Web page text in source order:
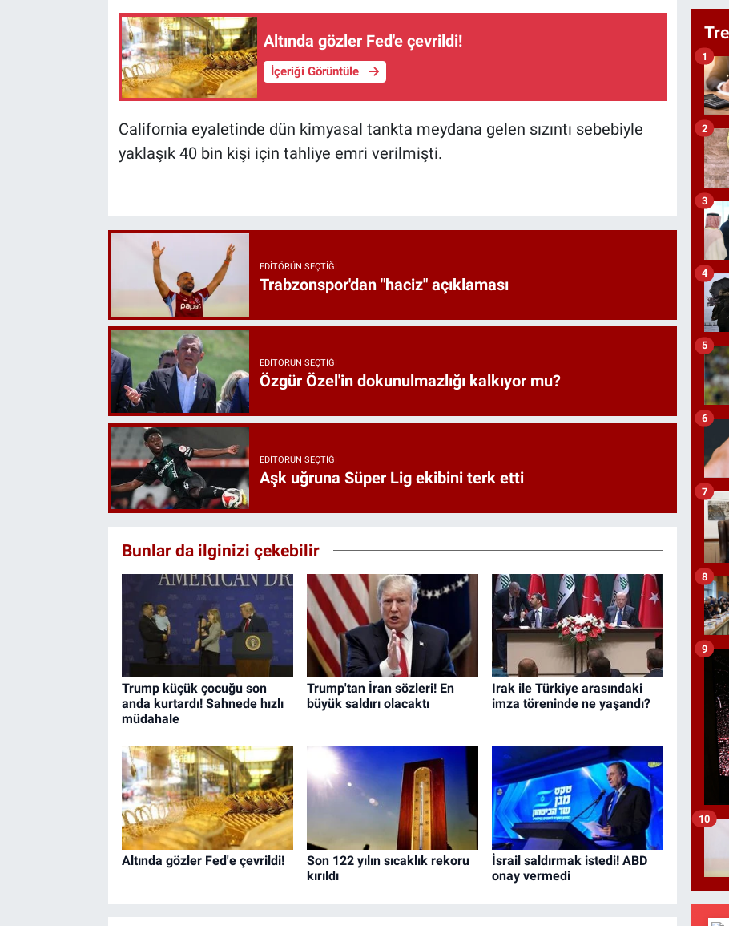
Altında gözler Fed'e çevrildi!
İçeriği Görüntüle
California eyaletinde dün kimyasal tankta meydana gelen sızıntı sebebiyle
yaklaşık 40 bin kişi için tahliye emri verilmişti.
EDITÖRÜN SEÇTIĞI
Trabzonspor'dan "haciz" açıklaması
EDITÖRÜN SEÇTIĞI
Özgür Özel'in dokunulmazlığı kalkıyor mu?
EDITÖRÜN SEÇTIĞI
Aşk uğruna Süper Lig ekibini terk etti
Bunlar da ilginizi çekebilir
Trump küçük çocuğu son
anda kurtardı! Sahnede hızlı
müdahale
Trump'tan İran sözleri! En
büyük saldırı olacaktı
Irak ile Türkiye arasındaki
imza töreninde ne yaşandı?
Altında gözler Fed'e çevrildi!
Son 122 yılın sıcaklık rekoru
kırıldı
İsrail saldırmak istedi! ABD
onay vermedi
1
2
3
4
5
6
7
8
9
10